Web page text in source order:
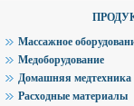
Массажное
Медоборудование
Домашняя медтехника
Расходные материалы